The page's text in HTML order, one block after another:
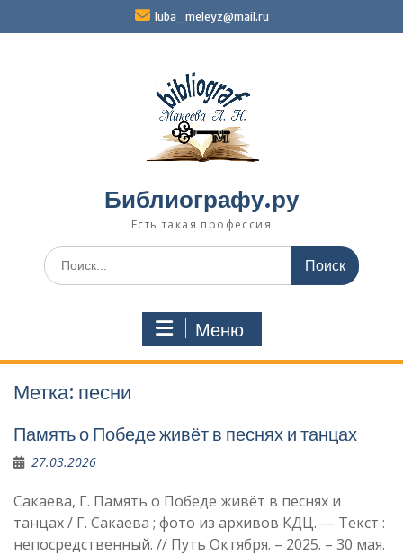
luba_meleyz@mail.ru
Библиографу.ру
Есть такая профессия
Поиск
по:
Меню
Метка: песни
Память о Победе живёт в песнях и танцах
27.03.2026
Сакаева, Г. Память о Победе живёт в песнях и
танцах / Г. Сакаева ; фото из архивов КДЦ. — Текст :
непосредственный. // Путь Октября. – 2025. – 30 мая.